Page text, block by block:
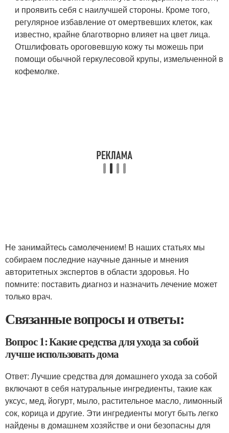
и проявить себя с наилучшей стороны. Кроме того,
регулярное избавление от омертвевших клеток, как
известно, крайне благотворно влияет на цвет лица.
Отшлифовать ороговевшую кожу ты можешь при
помощи обычной геркулесовой крупы, измельченной в
кофемолке.
Не занимайтесь самолечением! В наших статьях мы
собираем последние научные данные и мнения
авторитетных экспертов в области здоровья. Но
помните: поставить диагноз и назначить лечение может
только врач.
Связанные вопросы и ответы:
Вопрос 1: Какие средства для ухода за собой
лучше использовать дома
Ответ: Лучшие средства для домашнего ухода за собой
включают в себя натуральные ингредиенты, такие как
уксус, мед, йогурт, мыло, растительное масло, лимонный
сок, корица и другие. Эти ингредиенты могут быть легко
найдены в домашнем хозяйстве и они безопасны для